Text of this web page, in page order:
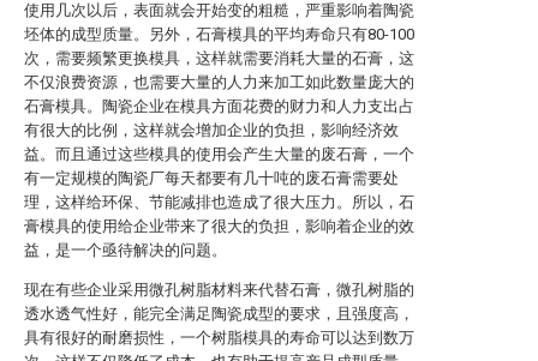
使用几次以后，表面就会开始变的粗糙，严重影响着陶瓷
坯体的成型质量。另外，石膏模具的平均寿命只有80-100
次，需要频繁更换模具，这样就需要消耗大量的石膏，这
不仅浪费资源，也需要大量的人力来加工如此数量庞大的
石膏模具。陶瓷企业在模具方面花费的财力和人力支出占
有很大的比例，这样就会增加企业的负担，影响经济效
益。而且通过这些模具的使用会产生大量的废石膏，一个
有一定规模的陶瓷厂每天都要有几十吨的废石膏需要处
理，这样给环保、节能减排也造成了很大压力。所以，石
膏模具的使用给企业带来了很大的负担，影响着企业的效
益，是一个亟待解决的问题。
现在有些企业采用微孔树脂材料来代替石膏，微孔树脂的
透水透气性好，能完全满足陶瓷成型的要求，且强度高，
具有很好的耐磨损性，一个树脂模具的寿命可以达到数万